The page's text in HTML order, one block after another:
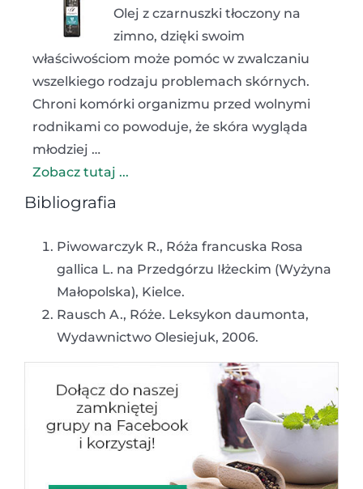
Olej z czarnuszki tłoczony na
zimno, dzięki swoim
właściwościom może pomóc w zwalczaniu
wszelkiego rodzaju problemach skórnych.
Chroni komórki organizmu przed wolnymi
rodnikami co powoduje, że skóra wygląda
młodziej …
Zobacz tutaj ...
Bibliografia
Piwowarczyk R., Róża francuska Rosa
gallica L. na Przedgórzu Iłżeckim (Wyżyna
Małopolska), Kielce.
Rausch A., Róże. Leksykon daumonta,
Wydawnictwo Olesiejuk, 2006.